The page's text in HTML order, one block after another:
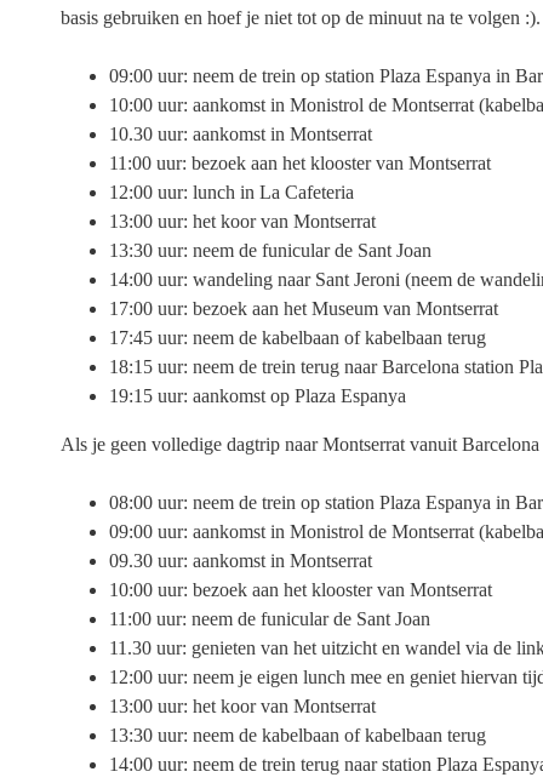
basis gebruiken en hoef je niet tot op de minuut na te volgen :).
09:00 uur: neem de trein op station Plaza Espanya in
10:00 uur: aankomst in Monistrol de Montserrat
10.30 uur: aankomst in Montserrat
11:00 uur: bezoek aan het klooster van Montserrat
12:00 uur: lunch in La Cafeteria
13:00 uur: het koor van Montserrat
13:30 uur: neem de funicular de Sant Joan
14:00 uur: wandeling naar Sant Jeroni (neem de
17:00 uur: bezoek aan het Museum van Montserrat
17:45 uur: neem de kabelbaan of kabelbaan terug
18:15 uur: neem de trein terug naar Barcelona station
19:15 uur: aankomst op Plaza Espanya
Als je geen volledige dagtrip naar Montserrat vanuit
08:00 uur: neem de trein op station Plaza Espanya in
09:00 uur: aankomst in Monistrol de Montserrat
09.30 uur: aankomst in Montserrat
10:00 uur: bezoek aan het klooster van Montserrat
11:00 uur: neem de funicular de Sant Joan
11.30 uur: genieten van het uitzicht en wandel via de
12:00 uur: neem je eigen lunch mee en geniet hiervan
13:00 uur: het koor van Montserrat
13:30 uur: neem de kabelbaan of kabelbaan terug
14:00 uur: neem de trein terug naar station Plaza